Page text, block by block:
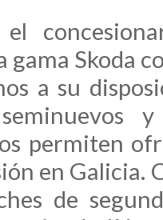
Skoda
a su
permiten
en
de